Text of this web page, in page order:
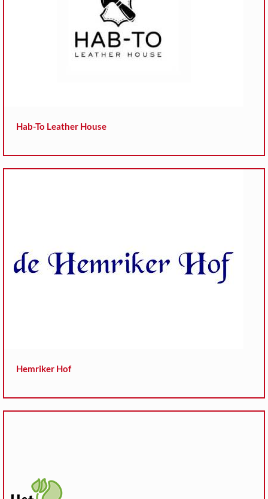
Hab-To Leather House
Hemriker Hof